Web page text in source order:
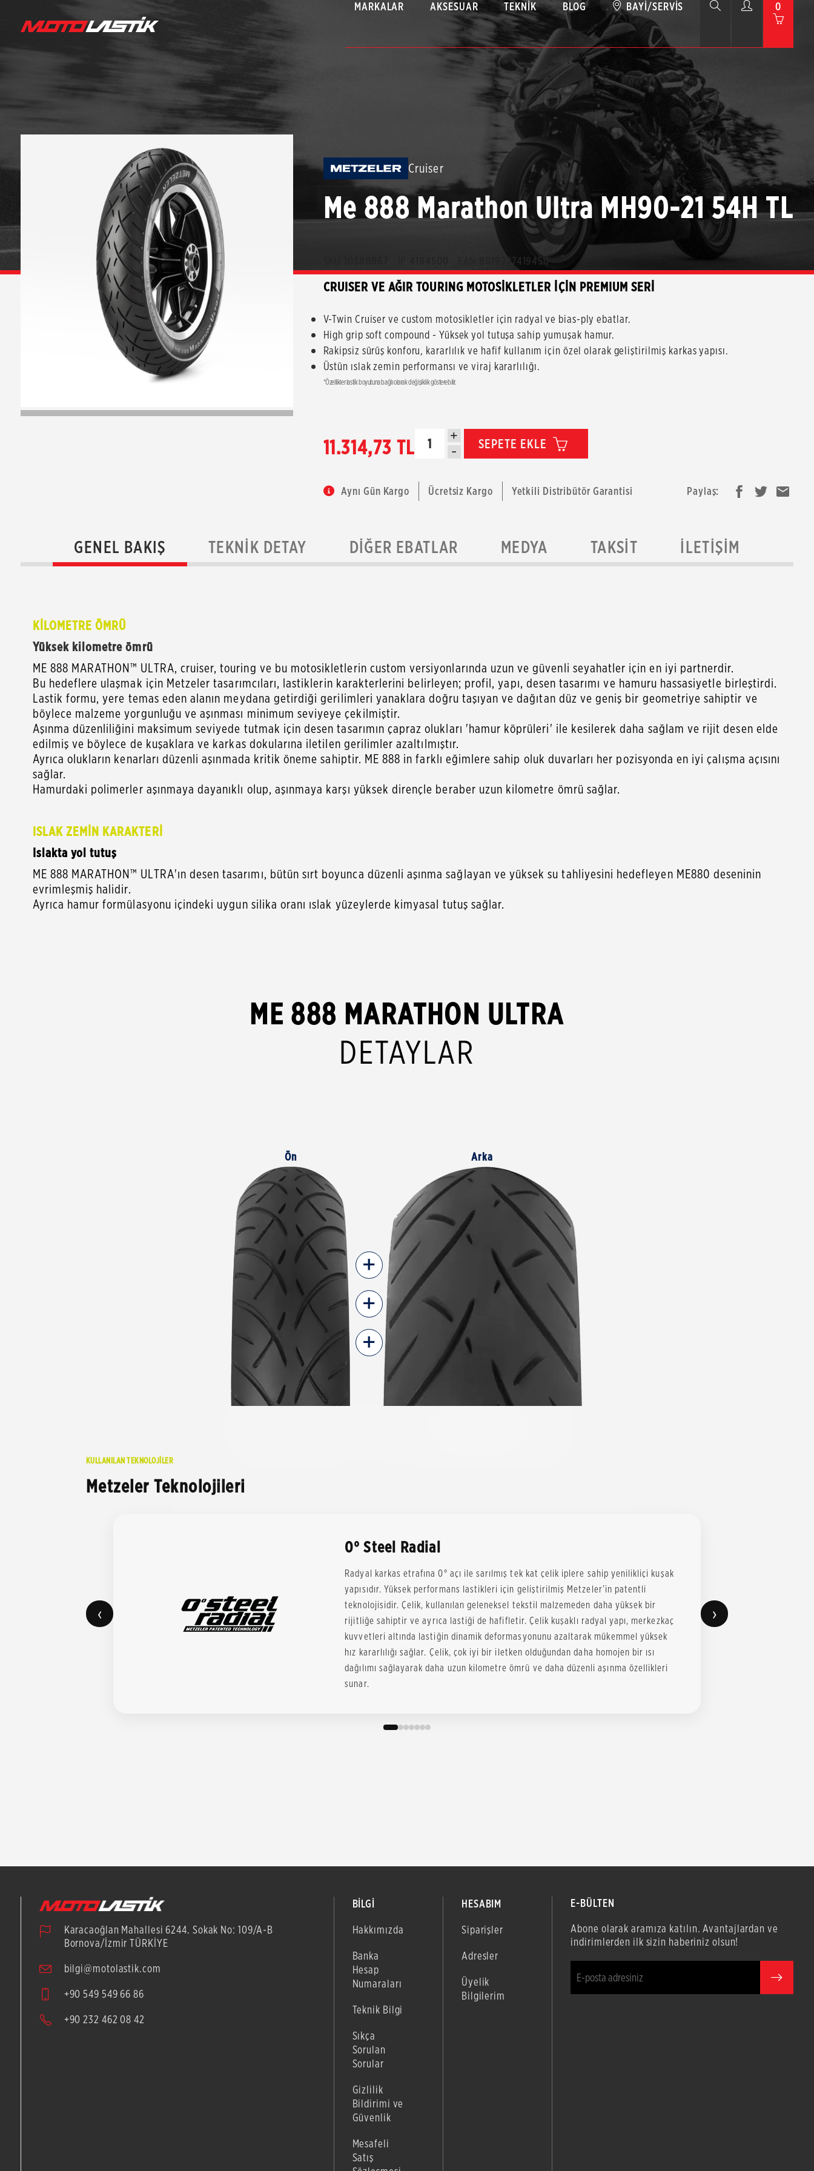
MARKALAR AKSESUAR TEKNIK BLOG BAYI/SERVIS 0
Cruiser
Me 888 Marathon Ultra MH90-21 54H TL
8019227419450
CRUISER VE AĞIR TOURING MOTOSİKLETLER İÇİN PREMIUM SERİ
V-Twin Cruiser ve custom motosikletler için radyal ve bias-ply ebatlar.
High grip soft compound - Yüksek yol tutuşa sahip yumuşak hamur.
Rakipsiz sürüş konforu, kararlılık ve hafif kullanım için özel olarak geliştirilmiş karkas yapısı.
Üstün ıslak zemin performansı ve viraj kararlılığı.
*Özellikler lastik boyutuna bağlı olarak değişiklik gösterebilir.
11.314,73 TL +
- SEPETE EKLE
Aynı Gün Kargo Ücretsiz Kargo Yetkili Distribütör Garantisi Paylaş:
GENEL BAKIŞ TEKNIK DETAY DIĞER EBATLAR MEDYA TAKSIT İLETIŞIM
KİLOMETRE ÖMRÜ
Yüksek kilometre ömrü
ME 888 MARATHON™ ULTRA, cruiser, touring ve bu motosikletlerin custom versiyonlarında uzun ve güvenli seyahatler için en iyi partnerdir.
Bu hedeflere ulaşmak için Metzeler tasarımcıları, lastiklerin karakterlerini belirleyen; profil, yapı, desen tasarımı ve hamuru hassasiyetle birleştirdi.
Lastik formu, yere temas eden alanın meydana getirdiği gerilimleri yanaklara doğru taşıyan ve dağıtan düz ve geniş bir geometriye sahiptir ve
böylece malzeme yorgunluğu ve aşınması minimum seviyeye çekilmiştir.
Aşınma düzenliliğini maksimum seviyede tutmak için desen tasarımın çapraz olukları 'hamur köprüleri' ile kesilerek daha sağlam ve rijit desen elde
edilmiş ve böylece de kuşaklara ve karkas dokularına iletilen gerilimler azaltılmıştır.
Ayrıca olukların kenarları düzenli aşınmada kritik öneme sahiptir. ME 888 in farklı eğimlere sahip oluk duvarları her pozisyonda en iyi çalışma açısını
sağlar.
Hamurdaki polimerler aşınmaya dayanıklı olup, aşınmaya karşı yüksek dirençle beraber uzun kilometre ömrü sağlar.
ISLAK ZEMİN KARAKTERİ
Islakta yol tutuş
ME 888 MARATHON™ ULTRA'ın desen tasarımı, bütün sırt boyunca düzenli aşınma sağlayan ve yüksek su tahliyesini hedefleyen ME880 deseninin
evrimleşmiş halidir.
Ayrıca hamur formülasyonu içindeki uygun silika oranı ıslak yüzeylerde kimyasal tutuş sağlar.
ME 888 MARATHON ULTRA
DETAYLAR
Ön Arka
+
+
+
KULLANILAN TEKNOLOJİLER
Metzeler Teknolojileri
‹
0° Steel Radial
Radyal karkas etrafına 0° açı ile sarılmış tek kat çelik iplere sahip yenilikliçi kuşak
yapısıdır. Yüksek performans lastikleri için geliştirilmiş Metzeler’in patentli
teknolojisidir. Çelik, kullanılan geleneksel tekstil malzemeden daha yüksek bir
rijitliğe sahiptir ve ayrıca lastiği de hafifletir. Çelik kuşaklı radyal yapı, merkezkaç
kuvvetleri altında lastiğin dinamik deformasyonunu azaltarak mükemmel yüksek
hız kararlılığı sağlar. Çelik, çok iyi bir iletken olduğundan daha homojen bir ısı
dağılımı sağlayarak daha uzun kilometre ömrü ve daha düzenli aşınma özellikleri
sunar.
›
Karacaoğlan Mahallesi 6244. Sokak No: 109/A-B
Bornova/İzmir TÜRKİYE
bilgi@motolastik.com
+90 549 549 66 86
+90 232 462 08 42
BİLGİ
Hakkımızda
Banka
Hesap
Numaraları
Teknik Bilgi
Sıkça
Sorulan
Sorular
Gizlilik
Bildirimi ve
Güvenlik
Mesafeli
Satış
HESABIM
Siparişler
Adresler
Üyelik
Bilgilerim
E-BÜLTEN
Abone olarak aramıza katılın. Avantajlardan ve
indirimlerden ilk sizin haberiniz olsun!